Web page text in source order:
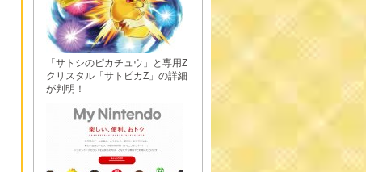
「サトシのピカチュウ」と専用Z
クリスタル「サトピカZ」の詳細
が判明！